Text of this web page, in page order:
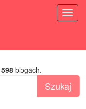
598blogach.